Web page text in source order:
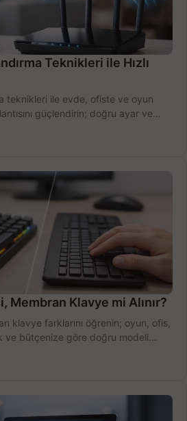
Teknikleri ile Hızlı
teknikleri ile evde, ofiste ve oyun
güçlendirin; doğru ayar ve
Membran Klavye mi Alınır?
klavye farklarını öğrenin; oyun, ofis,
ve bütçenize göre doğru modeli